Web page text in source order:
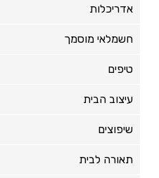
אדריכלות
חשמלאי מוסמך
טיפים
עיצוב הבית
שיפוצים
תאורה לבית